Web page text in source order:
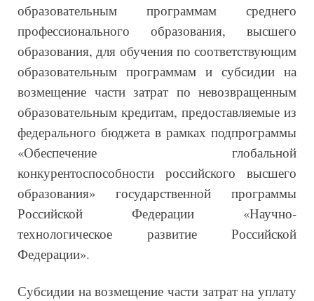
образовательным программам среднего
профессионального образования, высшего
образования, для обучения по соответствующим
образовательным программам и субсидии на
возмещение части затрат по невозвращенным
образовательным кредитам, предоставляемые из
федерального бюджета в рамках подпрограммы
«Обеспечение глобальной
конкурентоспособности российского высшего
образования» государственной программы
Российской Федерации «Научно-
технологическое развитие Российской
Федерации».
Субсидии на возмещение части затрат на уплату